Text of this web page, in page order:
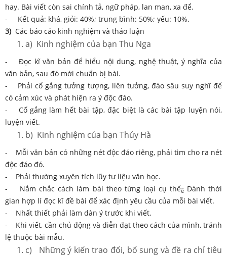
hay. Bài viết còn sai chính tả, ngữ pháp, lan man, xa để.
- Kết quả: khá, giỏi: 40%; trung bình: 50%; yếu: 10%.
3) Các báo cáo kinh nghiệm và thảo luận
a) Kinh nghiệm của bạn Thu Nga
- Đọc kĩ văn bản để hiểu nội dung, nghệ thuật, ý nghĩa của
văn bản, sau đó mới chuẩn bị bài.
- Phải cố gắng tưởng tượng, liên tưởng, đào sâu suy nghĩ để
có cảm xúc và phát hiện ra ý độc đáo.
- Cố gắng làm hết bài tập, đặc biệt là các bài tập luyện nói,
luyện viết.
b) Kinh nghiệm của bạn Thúy Hà
- Mỗi văn bản có những nét độc đáo riêng, phải tìm cho ra nét
độc đáo đó.
- Phải thường xuyên tích lũy tư liệu văn học.
- Nắm chắc cách làm bài theo từng loại cụ thểẽDành thời
gian hợp lí đọc kĩ đề bài để xác định yêu cầu của mỗi bài viết.
- Nhất thiết phải làm dàn ý trước khi viết.
- Khi viết, cần chủ động và diễn đạt theo cách của mình, tránh
lệ thuộc bài mẫu.
c) Những ý kiến trao đổi, bổ sung và đề ra chỉ tiêu